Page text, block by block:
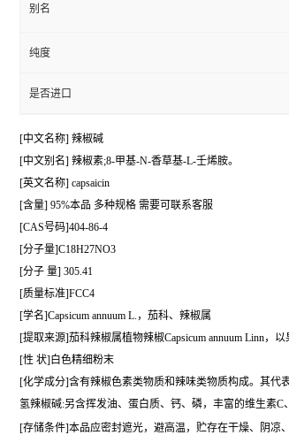
别名
纯度
是否进口
[中文名称] 辣椒碱
[中文别名] 辣椒素;8-甲基-N-香草基-L-壬烯胺。
[英文名称] capsaicin
[含量] 95%本品 多种规格 需要可联系客服
[CAS号码]404-86-4
[分子量]C18H27NO3
[分子 量] 305.41
[质量标准]FCC4
[学名]Capsicum annuum L.，茄科、辣椒属
[提取来源]茄科辣椒属植物辣椒Capsicum annuum Linn，
[性 状]白色精细粉末
[化学成分]含有辣椒色素类物质和辣味类物质构成。其代
氢辣椒碱:另含挥发油、蛋白质、钙、磷，丰富的维生素C
[存储条件]本品应密封遮光，避高温，贮存在干燥、阴凉